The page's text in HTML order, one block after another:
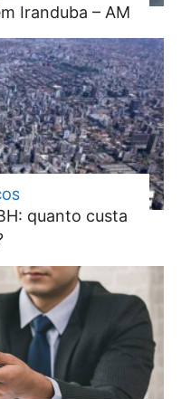
Iranduba – AM
quanto custa